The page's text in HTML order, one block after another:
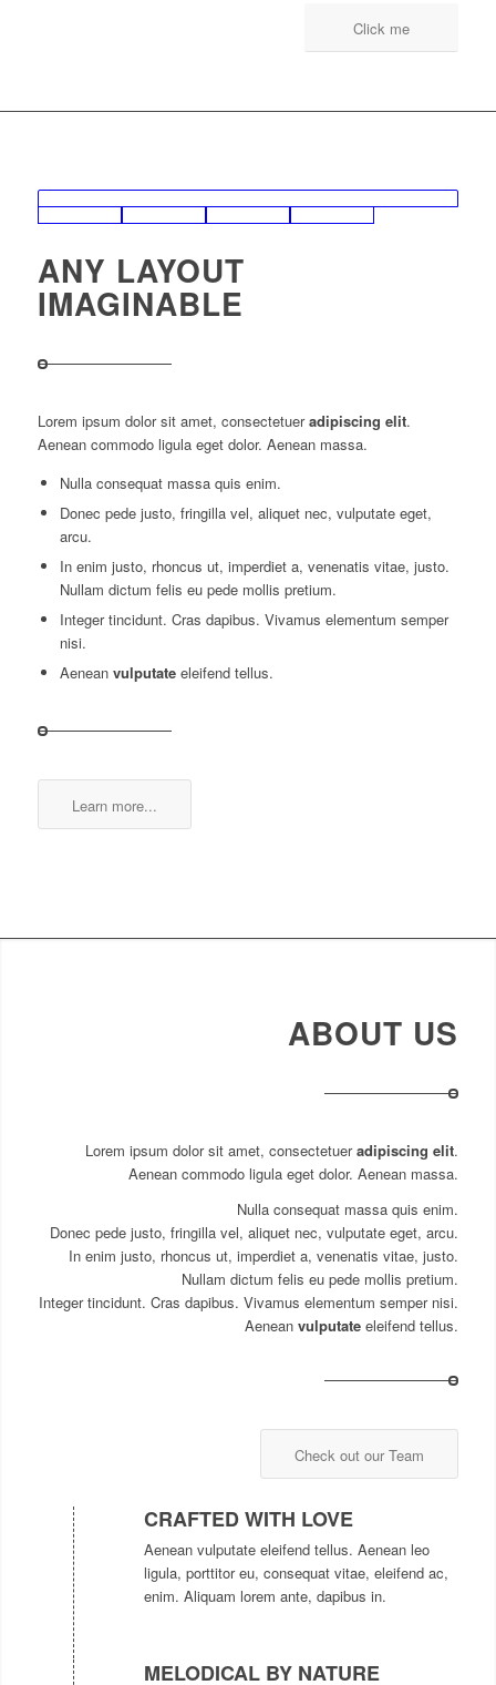
Click me
ANY LAYOUT
IMAGINABLE
Lorem ipsum dolor sit amet, consectetueradipiscing elit.
Aenean commodo ligula eget dolor. Aenean massa.
Nulla consequat massa quis enim.
Donec pede justo, fringilla vel, aliquet nec, vulputate eget,
arcu.
In enim justo, rhoncus ut, imperdiet a, venenatis vitae, justo.
Nullam dictum felis eu pede mollis pretium.
Integer tincidunt. Cras dapibus. Vivamus elementum semper
nisi.
Aenean vulputateeleifend tellus.
Learn more...
ABOUT US
Lorem ipsum dolor sit amet, consectetueradipiscing elit.
Aenean commodo ligula eget dolor. Aenean massa.
Nulla consequat massa quis enim.
Donec pede justo, fringilla vel, aliquet nec, vulputate eget, arcu.
In enim justo, rhoncus ut, imperdiet a, venenatis vitae, justo.
Nullam dictum felis eu pede mollis pretium.
Integer tincidunt. Cras dapibus. Vivamus elementum semper nisi.
Aeneanvulputate eleifend tellus.
Check out our Team
CRAFTED WITH LOVE
Aenean vulputate eleifend tellus. Aenean leo
ligula, porttitor eu, consequat vitae, eleifend ac,
enim. Aliquam lorem ante, dapibus in.
MELODICAL BY NATURE